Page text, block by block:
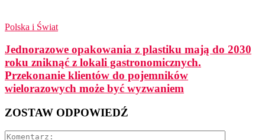
Polska i Świat
Jednorazowe opakowania z plastiku mają do 2030
roku zniknąć z lokali gastronomicznych.
Przekonanie klientów do pojemników
wielorazowych może być wyzwaniem
ZOSTAW ODPOWIEDŹ